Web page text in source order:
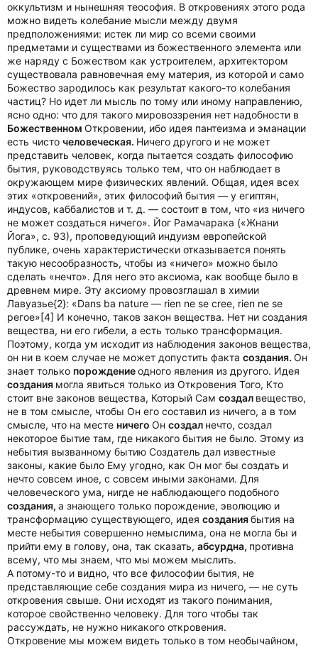
оккультизм и нынешняя теософия. В откровениях этого рода
можно видеть колебание мысли между двумя
предположениями: истек ли мир со всеми своими
предметами и существами из божественного элемента или
же наряду с Божеством как устроителем, архитектором
существовала равновечная ему материя, из которой и само
Божество зародилось как результат какого-то колебания
частиц? Но идет ли мысль по тому или иному направлению,
ясно одно: что для такого мировоззрения нет надобности в
Божественном Откровении, ибо идея пантеизма и эманации
есть чисто человеческая. Ничего другого и не может
представить человек, когда пытается создать философию
бытия, руководствуясь только тем, что он наблюдает в
окружающем мире физических явлений. Общая, идея всех
этих «откровений», этих философий бытия — у египтян,
индусов, каббалистов и т. д. — состоит в том, что «из ничего
не может создаться ничего». Йог Рамачарака («Жнани
Йога», с. 93), проповедующий индуизм европейской
публике, очень характеристически отказывается понять
такую несообразность, чтобы из «ничего» можно было
сделать «нечто». Для него это аксиома, как вообще было в
древнем мире. Эту аксиому провозглашал в химии
Лавуазье{2}: «Dans ba nature — rien ne se cree, rien ne se
регое»[4] И конечно, таков закон вещества. Нет ни создания
вещества, ни его гибели, а есть только трансформация.
Поэтому, когда ум исходит из наблюдения законов вещества,
он ни в коем случае не может допустить факта создания. Он
знает только порождениеодного явления из другого. Идея
создания могла явиться только из Откровения Того, Кто
стоит вне законов вещества, Который Сам создал вещество,
не в том смысле, чтобы Он его составил из ничего, а в том
смысле, что на месте ничего Он создал нечто, создал
некоторое бытие там, где никакого бытия не было. Этому из
небытия вызванному бытию Создатель дал известные
законы, какие было Ему угодно, как Он мог бы создать и
нечто совсем иное, с совсем иными законами. Для
человеческого ума, нигде не наблюдающего подобного
создания, а знающего только порождение, эволюцию и
трансформацию существующего, идея созданиябытия на
месте небытия совершенно немыслима, она не могла бы и
прийти ему в голову, она, так сказать, абсурдна, противна
всему, что мы знаем, что мы можем мыслить.
А потому-то и видно, что все философии бытия, не
представляющие себе создания мира из ничего, — не суть
откровения свыше. Они исходят из такого понимания,
которое свойственно человеку. Для того чтобы так
рассуждать, не нужно никакого откровения.
Откровение мы можем видеть только в том необычайном,